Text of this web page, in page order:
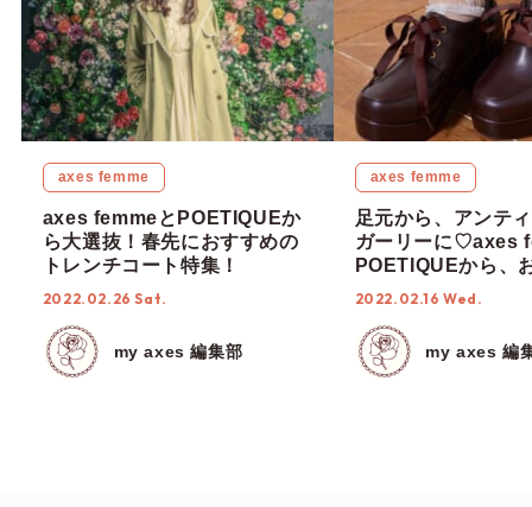
axes femme
axes femmeとPOETIQUEか
ら大選抜！春先におすすめの
トレンチコート特集！
2022.02.26 Sat.
my axes 編集部
axes femme
足元から、アンテ
ガーリーに♡axes
POETIQUEから、
レザーシューズを
2022.02.16 Wed.
my axes 編